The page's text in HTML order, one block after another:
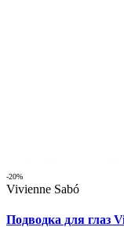
-20%
Vivienne Sabó
Подводка для глаз